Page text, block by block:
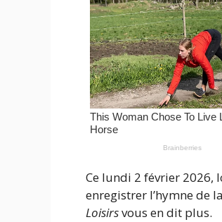
Ce lundi 2 février 2026,
enregistrer l’hymne de
Loisirsvous en dit plus.